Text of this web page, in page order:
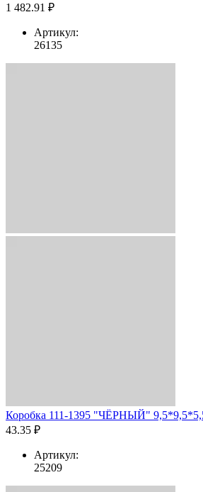
1 482.91 ₽
Артикул:
26135
Коробка 111-1395 "ЧЁРНЫЙ"
43.35 ₽
Артикул:
25209